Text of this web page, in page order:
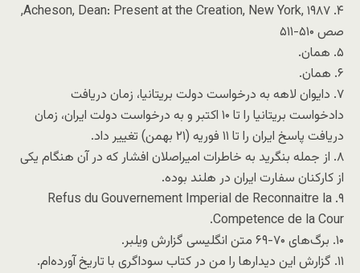
۴. Acheson, Dean: Present at the Creation, New York, ۱۹۸۷,
صص ۵۱۰-۵۱۱
۵. همان.
۶. همان.
۷. دایوان لاهه به درخواست دولت بریتانیا، زمان دریافت
دادخواست بریتانیا را تا ۱۰ اکتبر و به درخواست دولت ایران، زمان
دریافت پاسخ ایران را تا ۱۱ فوریه (۲۱ بهمن) تغییر داد.
۸. از جمله بنگرید به خاطرات امیراصلان افشار که در آن هنگام یکی
از کارکنان سفارت ایران در هلند بوده.
۹. Refus du Gouvernement Imperial de Reconnaitre la
Competence de la Cour.
۱۰. برگ‌های ۷۰-۶۹ متن انگلیسی گزارش ویلبر.
۱۱. گزارش این دیدارها را من در کتاب سوداگری با تاریخ آورده‌ام.